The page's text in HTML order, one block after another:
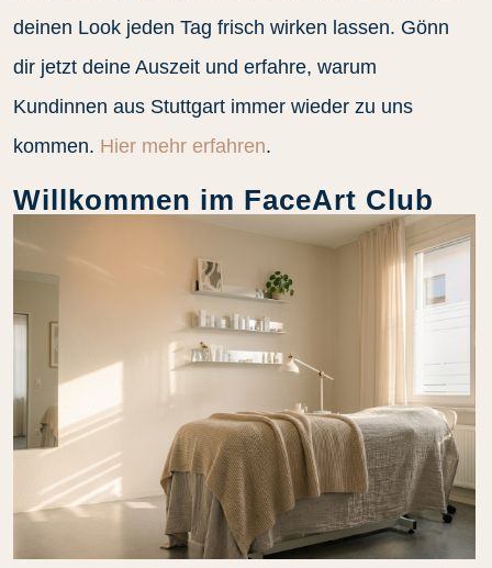
deinen Look jeden Tag frisch wirken lassen. Gönn
dir jetzt deine Auszeit und erfahre, warum
Kundinnen aus Stuttgart immer wieder zu uns
kommen. Hier mehr erfahren.
Willkommen im FaceArt Club